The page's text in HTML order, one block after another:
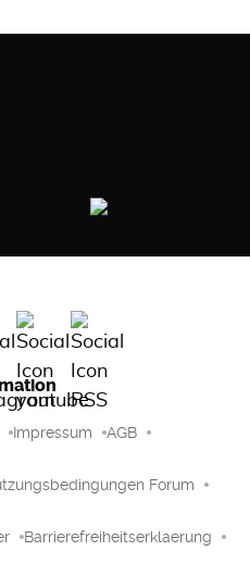
Impressum AGB
Forum
Barrierefreiheitserklaerung